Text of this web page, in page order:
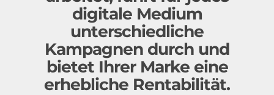
digitale Medium
unterschiedliche
Kampagnen durch und
bietet Ihrer Marke eine
erhebliche Rentabilität.